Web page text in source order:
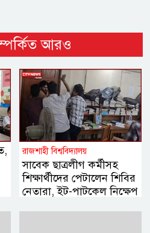
আরও
রাজশাহী বিশ্ববিদ্যালয়
সাবেক ছাত্রলীগ কর্মীসহ
শিক্ষার্থীদের পেটালেন শিবির
নেতারা, ইট-পাটকেল নিক্ষেপ